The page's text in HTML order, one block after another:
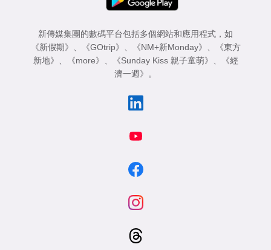
新傳媒集團的數碼平台包括多個網站和應用程式，如
《新假期》
《GOtrip》 《NM+新Monday》
《東方
新地》
《more》 《Sunday Kiss 親子童萌》
《經
濟一週》
。